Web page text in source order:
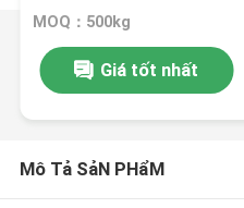
MOQ：500kg
Giá tốt nhất
Mô Tả SảN PHẩM